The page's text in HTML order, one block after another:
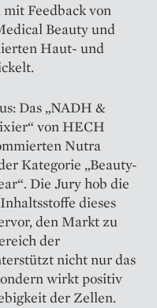
Feedback von
Beauty und
Haut- und
Das „NADH &
von HECH
Nutra
Kategorie „Beauty-
Die Jury hob die
dieses
den Markt zu
der
nicht nur das
wirkt positiv
der Zellen.